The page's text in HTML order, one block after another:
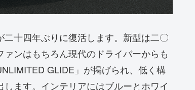
十四年ぶりに復活します。新型は二〇
ンはもちろん現代のドライバーからも
GLIDE」が掲げられ、低く構
ます。インテリアにはブルーとホワイ